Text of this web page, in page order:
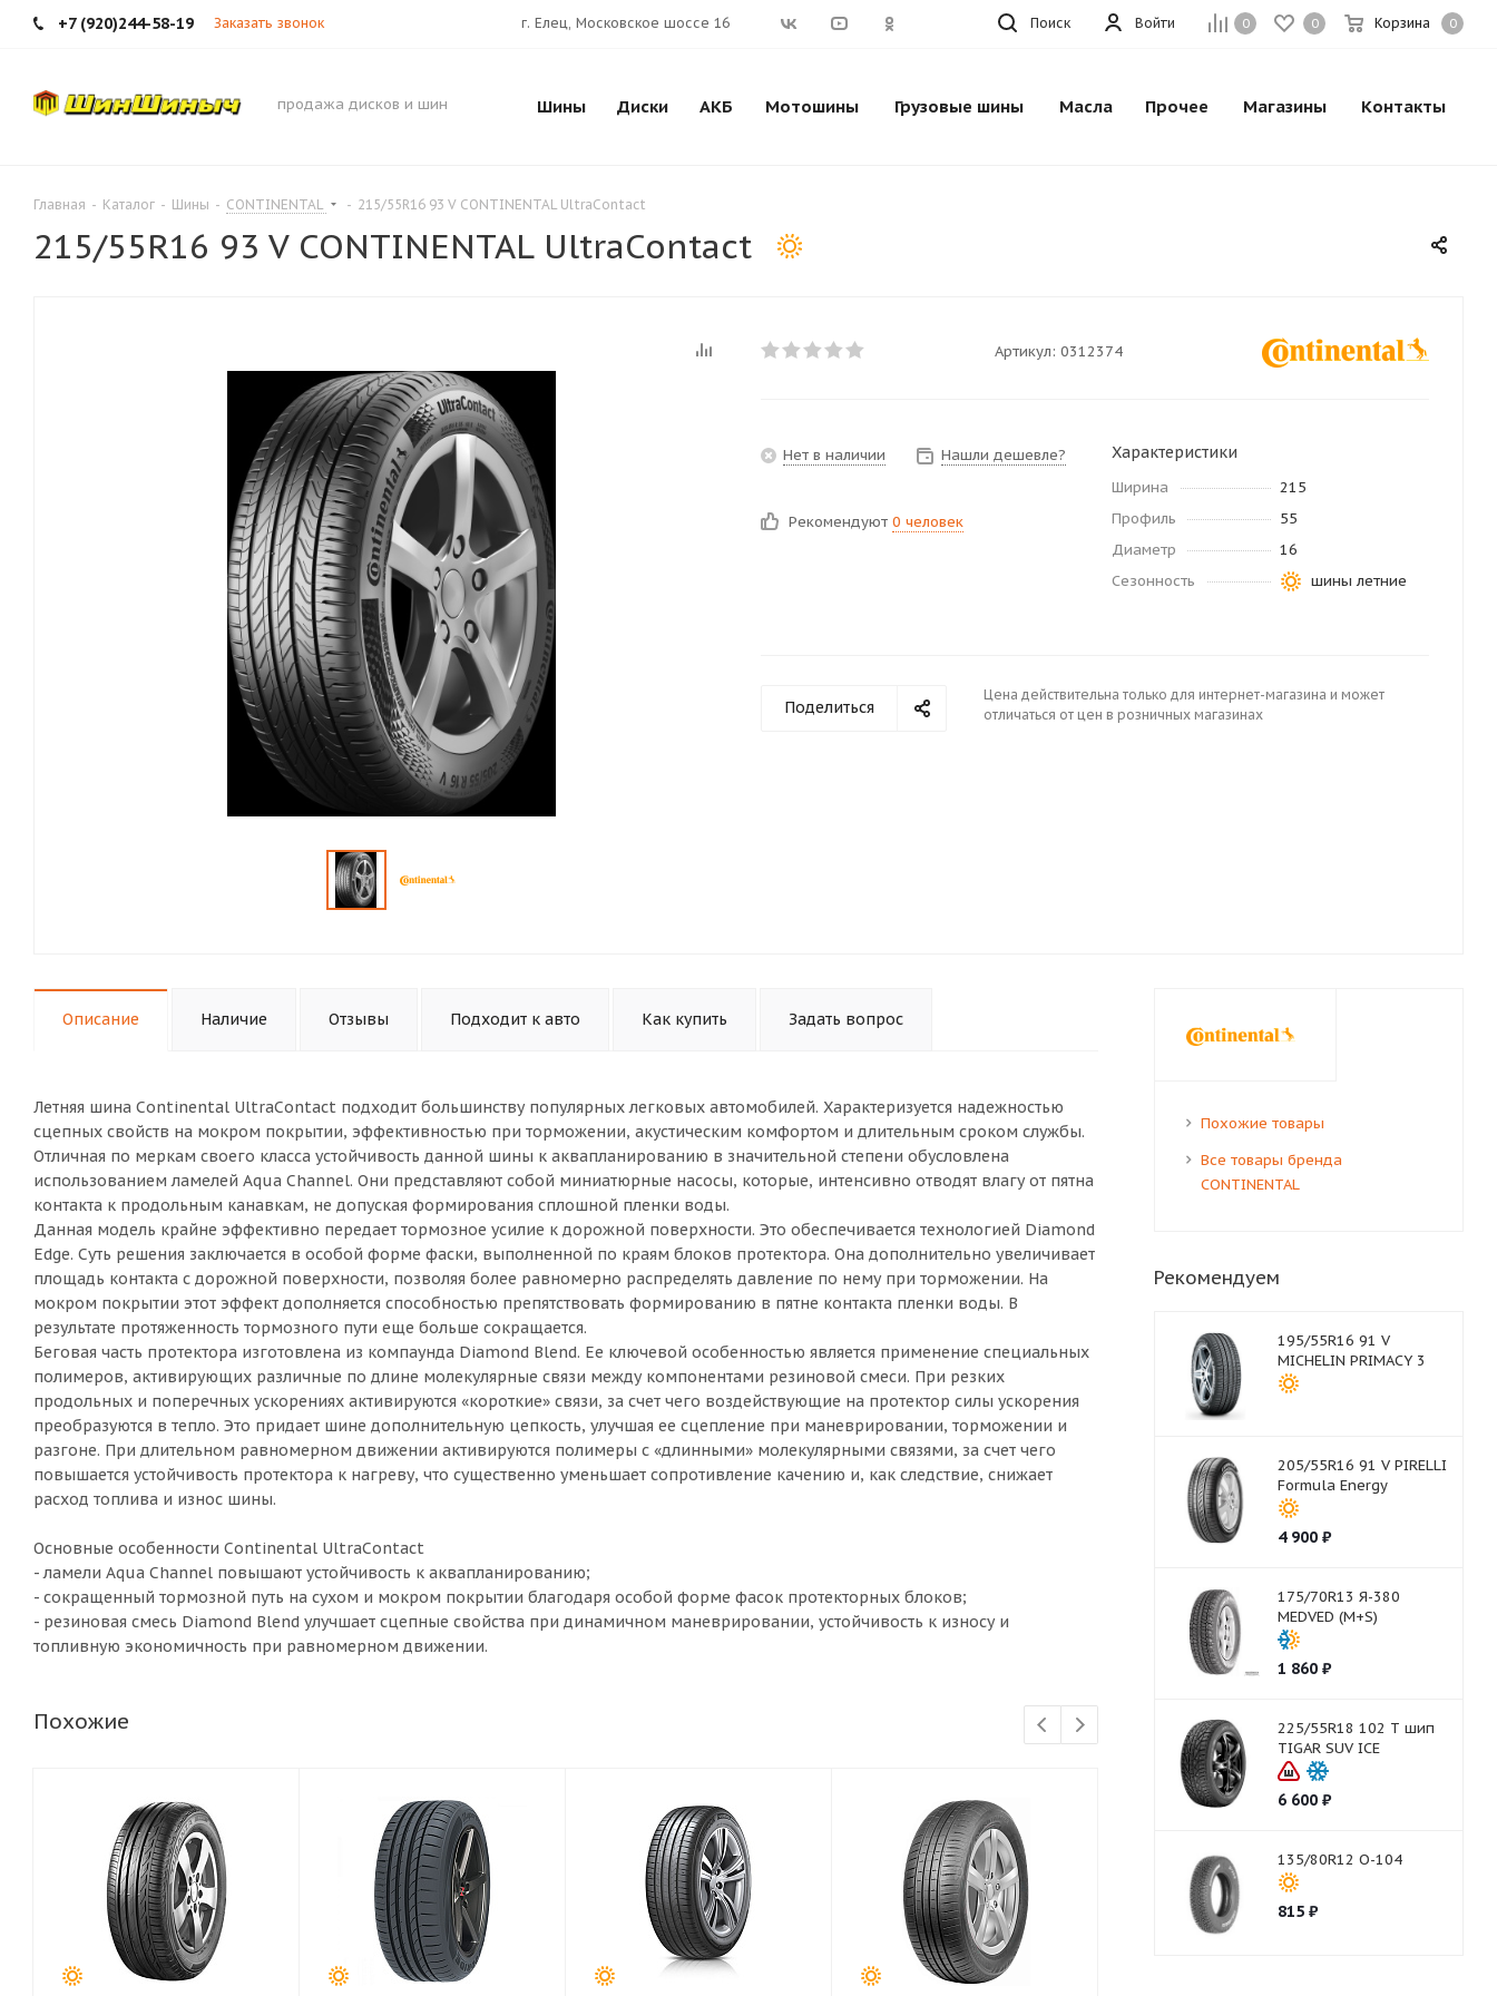
+7 (920)244-58-19 Заказать звонок 0 0 Корзина 0
Войти
г. Елец, Московское шоссе 16 Поиск
продажа дисков и шин Шины Диски АКБ Мотошины Грузовые шины Масла Прочее Магазины Контакты
Главная - Каталог - Шины - CONTINENTAL - 215/55R16 93 V CONTINENTAL UltraContact
215/55R16 93 V CONTINENTAL UltraContact
Артикул: 0312374
Нет в наличии Нашли дешевле?
Рекомендуют 0 человек
Характеристики
Ширина
215
Профиль
55
Диаметр
16
Сезонность
шины летние
Поделиться
Цена действительна только для интернет-магазина и может
отличаться от цен в розничных магазинах
Описание Наличие Отзывы Подходит к авто Как купить Задать вопрос
Летняя шина Continental UltraContact подходит большинству популярных легковых автомобилей. Характеризуется надежностью
сцепных свойств на мокром покрытии, эффективностью при торможении, акустическим комфортом и длительным сроком службы.
Отличная по меркам своего класса устойчивость данной шины к аквапланированию в значительной степени обусловлена
использованием ламелей Aqua Channel. Они представляют собой миниатюрные насосы, которые, интенсивно отводят влагу от пятна
контакта к продольным канавкам, не допуская формирования сплошной пленки воды.
Данная модель крайне эффективно передает тормозное усилие к дорожной поверхности. Это обеспечивается технологией Diamond
Edge. Суть решения заключается в особой форме фаски, выполненной по краям блоков протектора. Она дополнительно увеличивает
площадь контакта с дорожной поверхности, позволяя более равномерно распределять давление по нему при торможении. На
мокром покрытии этот эффект дополняется способностью препятствовать формированию в пятне контакта пленки воды. В
результате протяженность тормозного пути еще больше сокращается.
Беговая часть протектора изготовлена из компаунда Diamond Blend. Ее ключевой особенностью является применение специальных
полимеров, активирующих различные по длине молекулярные связи между компонентами резиновой смеси. При резких
продольных и поперечных ускорениях активируются «короткие» связи, за счет чего воздействующие на протектор силы ускорения
преобразуются в тепло. Это придает шине дополнительную цепкость, улучшая ее сцепление при маневрировании, торможении и
разгоне. При длительном равномерном движении активируются полимеры с «длинными» молекулярными связями, за счет чего
повышается устойчивость протектора к нагреву, что существенно уменьшает сопротивление качению и, как следствие, снижает
расход топлива и износ шины.
Основные особенности Continental UltraContact
- ламели Aqua Channel повышают устойчивость к аквапланированию;
- сокращенный тормозной путь на сухом и мокром покрытии благодаря особой форме фасок протекторных блоков;
- резиновая смесь Diamond Blend улучшает сцепные свойства при динамичном маневрировании, устойчивость к износу и
топливную экономичность при равномерном движении.
Похожие
Похожие товары
Все товары бренда
CONTINENTAL
Рекомендуем
195/55R16 91 V
MICHELIN PRIMACY 3
205/55R16 91 V PIRELLI
Formula Energy
4 900₽
175/70R13 Я-380
MEDVED (M+S)
1 860₽
225/55R18 102 T шип
TIGAR SUV ICE
6 600₽
135/80R12 О-104
815₽